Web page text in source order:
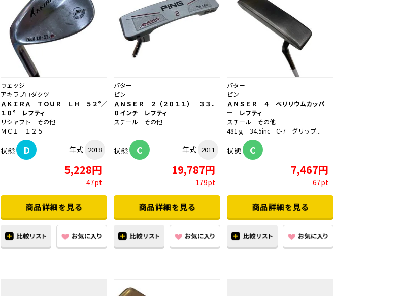
ウェッジ
アキラプロダクツ
ＡＫＩＲＡ ＴＯＵＲ ＬＨ ５２°／
１０° レフティ
リシャフト その他
ＭＣＩ １２５
状態 D 年式 2018
5,228円
47pt
パター
ピン
ＡＮＳＥＲ ２（２０１１） ３３．
０インチ レフティ
スチール その他
状態 C 年式 2011
19,787円
179pt
パター
ピン
ＡＮＳＥＲ ４ ベリリウムカッパ
ー レフティ
スチール その他
481ｇ 34.5inc C-7 グリップ...
状態 C
7,467円
67pt